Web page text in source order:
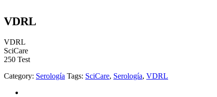
VDRL
VDRL
SciCare
250 Test
Category: Serología Tags: SciCare, Serología, VDRL